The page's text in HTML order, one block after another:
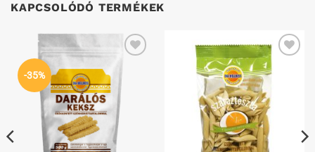
KAPCSOLÓDÓ TERMÉKEK
-35%
Kedvenceimhez